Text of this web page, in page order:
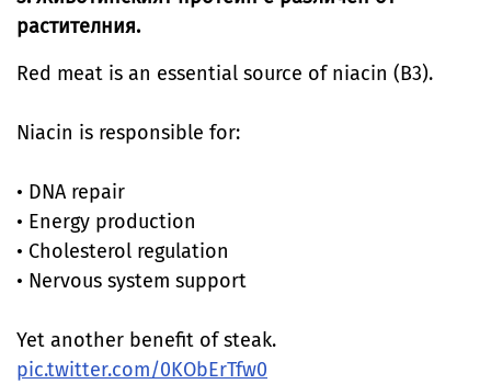
растителния.
Red meat is an essential source of niacin (B3).
Niacin is responsible for:
• DNA repair
• Energy production
• Cholesterol regulation
• Nervous system support
Yet another benefit of steak.
pic.twitter.com/0KObErTfw0